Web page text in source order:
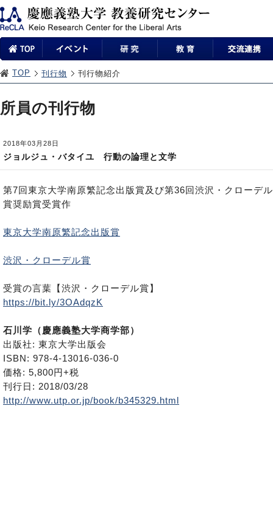
TOP 刊行物 刊行物紹介
所員の刊行物
2018年03月28日
ジョルジュ・バタイユ 行動の論理と文学
第7回東京大学南原繁記念出版賞及び第36回渋沢・クローデル
賞奨励賞受賞作
東京大学南原繁記念出版賞
渋沢・クローデル賞
受賞の言葉【渋沢・クローデル賞】
https://bit.ly/3OAdqzK
石川学（慶應義塾大学商学部）
出版社: 東京大学出版会
ISBN: 978-4-13016-036-0
価格: 5,800円+税
刊行日: 2018/03/28
http://www.utp.or.jp/book/b345329.html